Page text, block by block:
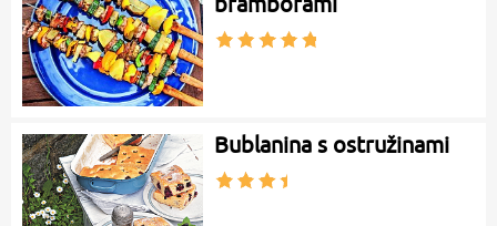
Bublanina s ostružinami